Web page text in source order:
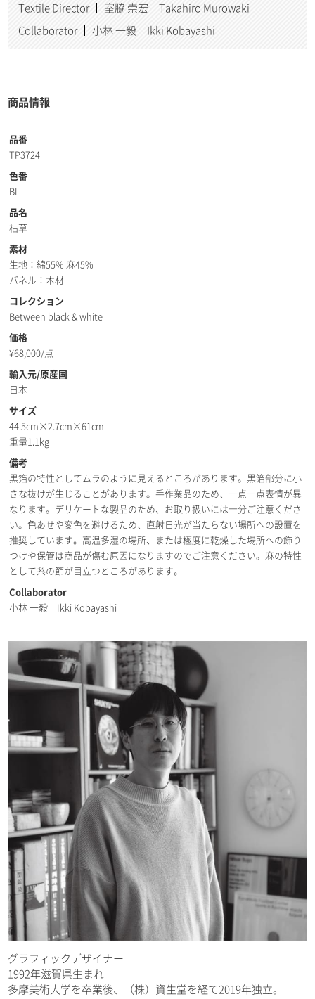
Textile Director 室脇 崇宏 Takahiro Murowaki
Collaborator 小林 一毅 Ikki Kobayashi
商品情報
品番
TP3724
色番
BL
品名
枯草
素材
生地：綿55% 麻45%
パネル：木材
コレクション
Between black & white
価格
¥68,000/点
輸入元/原産国
日本
サイズ
44.5cm×2.7cm×61cm
重量1.1kg
備考
黒箔の特性としてムラのように見えるところがあります。黒箔部分に小
さな抜けが生じることがあります。手作業品のため、一点一点表情が異
なります。デリケートな製品のため、お取り扱いには十分ご注意くださ
い。色あせや変色を避けるため、直射日光が当たらない場所への設置を
推奨しています。高温多湿の場所、または極度に乾燥した場所への飾り
つけや保管は商品が傷む原因になりますのでご注意ください。麻の特性
として糸の節が目立つところがあります。
Collaborator
小林 一毅 Ikki Kobayashi
グラフィックデザイナー
1992年滋賀県生まれ
多摩美術大学を卒業後、（株）資生堂を経て2019年独立。